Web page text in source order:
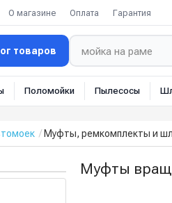
О магазине Оплата Гарантия
товаров
Поломойки Пылесосы
Муфты, ремкомплекты и
Муфты